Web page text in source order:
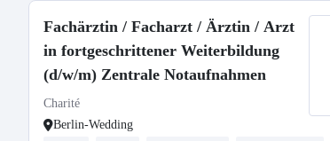
Fachärztin / Facharzt / Ärztin / Arzt
in fortgeschrittener Weiterbildung
(d/w/m) Zentrale Notaufnahmen
Charité
Berlin-Wedding